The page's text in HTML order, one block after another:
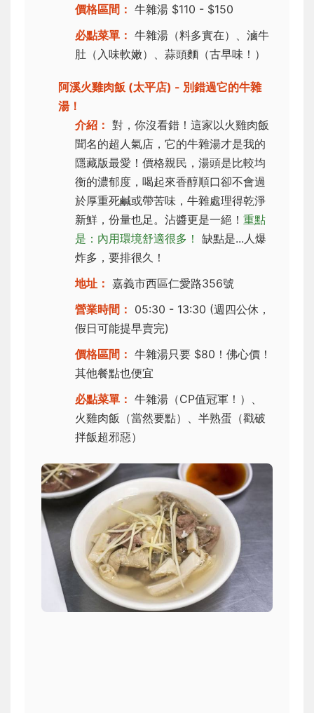
價格區間： 牛雜湯 $110 - $150
必點菜單： 牛雜湯（料多實在）、滷牛
肚（入味軟嫩）、蒜頭麵（古早味！）
阿溪火雞肉飯 (太平店) - 別錯過它的牛雜
湯！
介紹： 對，你沒看錯！這家以火雞肉飯
聞名的超人氣店，它的牛雜湯才是我的
隱藏版最愛！價格親民，湯頭是比較均
衡的濃郁度，喝起來香醇順口卻不會過
於厚重死鹹或帶苦味，牛雜處理得乾淨
新鮮，份量也足。沾醬更是一絕！ 重點
是：內用環境舒適很多！ 缺點是...人爆
炸多，要排很久！
地址： 嘉義市西區仁愛路356號
營業時間： 05:30 - 13:30 (週四公休，
假日可能提早賣完)
價格區間： 牛雜湯只要 $80！佛心價！
其他餐點也便宜
必點菜單： 牛雜湯（CP值冠軍！）、
火雞肉飯（當然要點）、半熟蛋（戳破
拌飯超邪惡）